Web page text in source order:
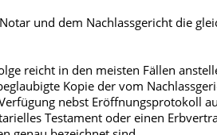
und dem Nachlassgericht die
reicht in den meisten Fällen
Kopie der vom
nebst Eröffnungsprotokoll
Testament oder einen